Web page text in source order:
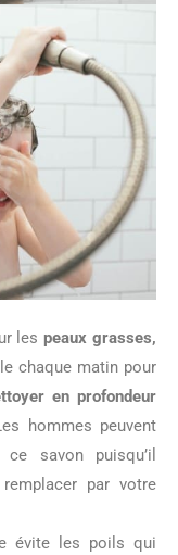
lespeaux grasses,
chaque matin pour
en profondeur
hommes peuvent
savon puisqu’il
par votre
évite les poils qui